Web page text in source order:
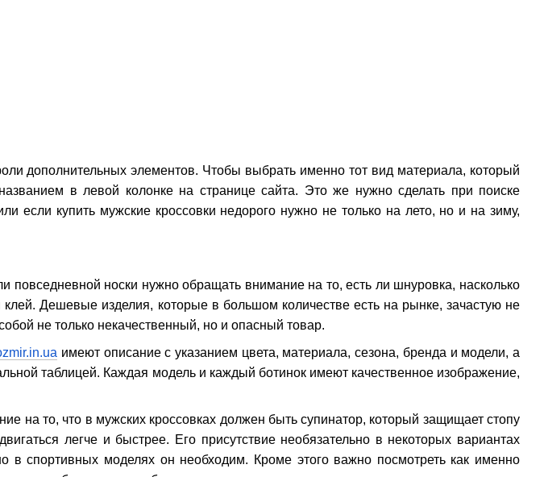
дополнительных элементов. Чтобы выбрать именно тот вид материала, который
в левой колонке на странице сайта. Это же нужно сделать при поиске
если купить мужские кроссовки недорого нужно не только на лето, но и на зиму,
повседневной носки нужно обращать внимание на то, есть ли шнуровка, насколько
клей. Дешевые изделия, которые в большом количестве есть на рынке, зачастую не
не только некачественный, но и опасный товар.
имеют описание с указанием цвета, материала, сезона, бренда и модели, а
таблицей. Каждая модель и каждый ботинок имеют качественное изображение,
на то, что в мужских кроссовках должен быть супинатор, который защищает стопу
легче и быстрее. Его присутствие необязательно в некоторых вариантах
в спортивных моделях он необходим. Кроме этого важно посмотреть как именно